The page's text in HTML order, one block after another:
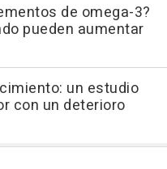
de omega-3?
pueden aumentar
un estudio
con un deterioro